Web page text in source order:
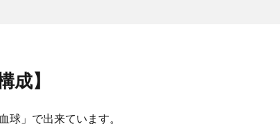
成】
球」で出来ています。